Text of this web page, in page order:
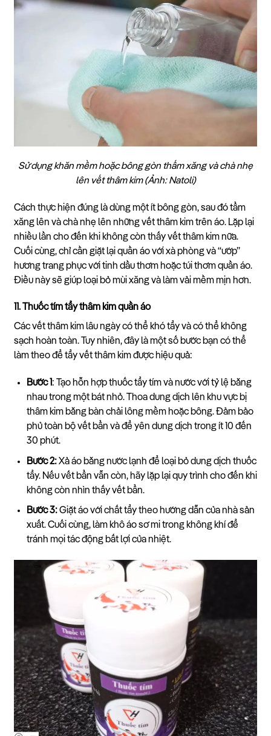
Sử dụng khăn mềm hoặc bông gòn thấm xăng và chà nhẹ
lên vết thâm kim (Ảnh: Natoli)
Cách thực hiện đúng là dùng một ít bông gòn, sau đó tẩm
xăng lên và chà nhẹ lên những vết thâm kim trên áo. Lặp lại
nhiều lần cho đến khi không còn thấy vết thâm kim nữa.
Cuối cùng, chỉ cần giặt lại quần áo với xà phòng và “ướp”
hương trang phục với tinh dầu thơm hoặc túi thơm quần áo.
Điều này sẽ giúp loại bỏ mùi xăng và làm vải mềm mịn hơn.
11. Thuốc tím tẩy thâm kim quần áo
Các vết thâm kim lâu ngày có thể khó tẩy và có thể không
sạch hoàn toàn. Tuy nhiên, đây là một số bước bạn có thể
làm theo để tẩy vết thâm kim được hiệu quả:
Bước 1: Tạo hỗn hợp thuốc tẩy tím và nước với tỷ lệ bằng
nhau trong một bát nhỏ. Thoa dung dịch lên khu vực bị
thâm kim bằng bàn chải lông mềm hoặc bông. Đảm bảo
phủ toàn bộ vết bẩn và để yên dung dịch trong ít 10 đến
30 phút.
Bước 2:Xả áo bằng nước lạnh để loại bỏ dung dịch thuốc
tẩy. Nếu vết bẩn vẫn còn, hãy lặp lại quy trình cho đến khi
không còn nhìn thấy vết bẩn.
Bước 3:Giặt áo với chất tẩy theo hướng dẫn của nhà sản
xuất. Cuối cùng, làm khô áo sơ mi trong không khí để
tránh mọi tác động bất lợi của nhiệt.